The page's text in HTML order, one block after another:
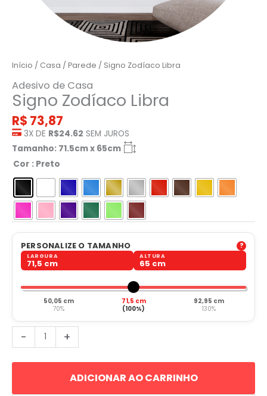
Início / Casa / Parede / Signo Zodíaco Libra
Adesivo de Casa
Signo Zodíaco Libra
R$ 73,87
3X DE R$24.62 SEM JUROS
Tamanho: 71.5cm x 65cm
Cor : Preto
PERSONALIZE O TAMANHO
LARGURA
71,5 cm
ALTURA
65 cm
50,05 cm
70%
71,5 cm
(100%)
92,95 cm
130%
-
Zodíaco
Libra
+
ADICIONAR AO CARRINHO